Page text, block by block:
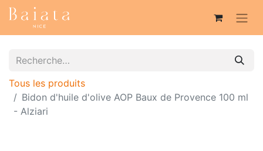
Tous les produits
Bidon d'huile d'olive AOP Baux de Provence 100 ml
- Alziari